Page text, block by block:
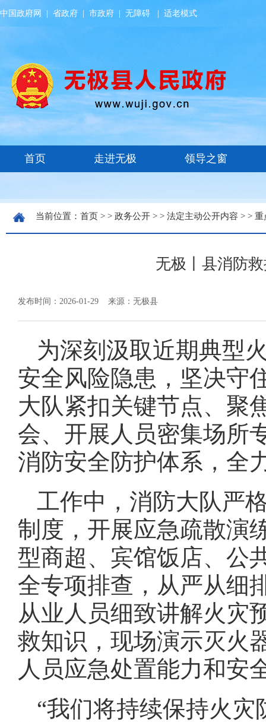
中国政府网 省政府 市政府 无障碍 适老模式
当前位置： 首页 > > 政务公开 > > 法定主动公开内容 > > 重
无极丨县消防
发布时间：2026-01-29 来源：无极县
为深刻汲取近期典型
安全风险隐患，坚决守
大队紧扣关键节点、聚
会、开展人员密集场所
消防安全防护体系，全
工作中，消防大队严
制度，开展应急疏散演
型商超、宾馆饭店、公
全专项排查，从严从细
从业人员细致讲解火灾
救知识，现场演示灭火
人员应急处置能力和安
“我们将持续保持火